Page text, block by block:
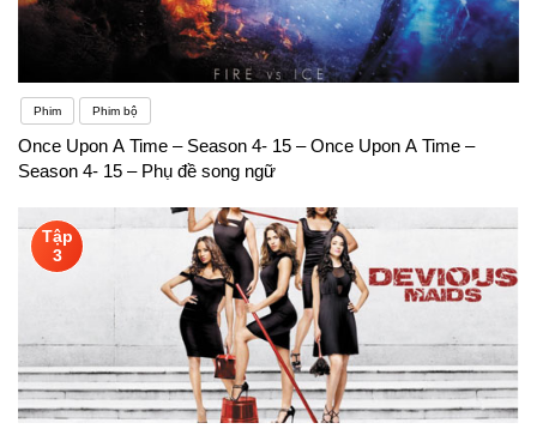
Phim Phim bộ
Once Upon A Time – Season 4- 15 – Once Upon A Time –
Season 4- 15 – Phụ đề song ngữ
Tập
3